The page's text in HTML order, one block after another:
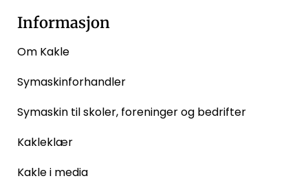
Informasjon
Om Kakle
Symaskinforhandler
Symaskin til skoler, foreninger og bedrifter
Kakleklær
Kakle i media